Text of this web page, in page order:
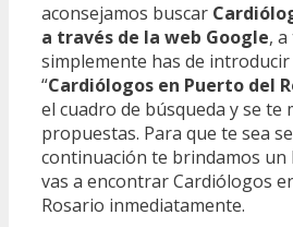
aconsejamos buscar
a través de la web Google,
simplemente has de
“Cardiólogos en Puerto del
el cuadro de búsqueda y se te
propuestas. Para que te sea
continuación te brindamos un
vas a encontrar Cardiólogos
Rosario inmediatamente.